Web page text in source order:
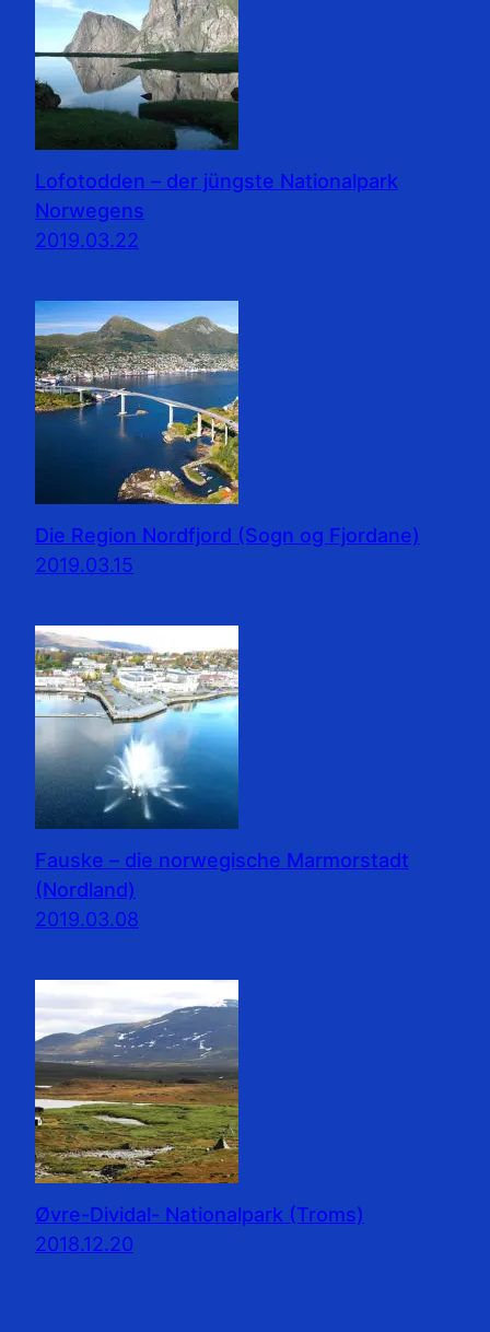
Lofotodden – der jüngste Nationalpark
Norwegens
2019.03.22
Die Region Nordfjord (Sogn og Fjordane)
2019.03.15
Fauske – die norwegische Marmorstadt
(Nordland)
2019.03.08
Øvre-Dividal- Nationalpark (Troms)
2018.12.20